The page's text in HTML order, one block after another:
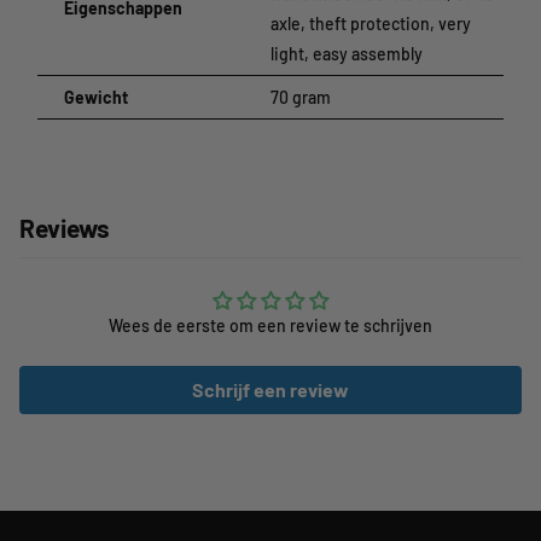
Eigenschappen
axle, theft protection, very
light, easy assembly
Gewicht 70 gram
Reviews
Wees de eerste om een review te schrijven
Schrijf een review